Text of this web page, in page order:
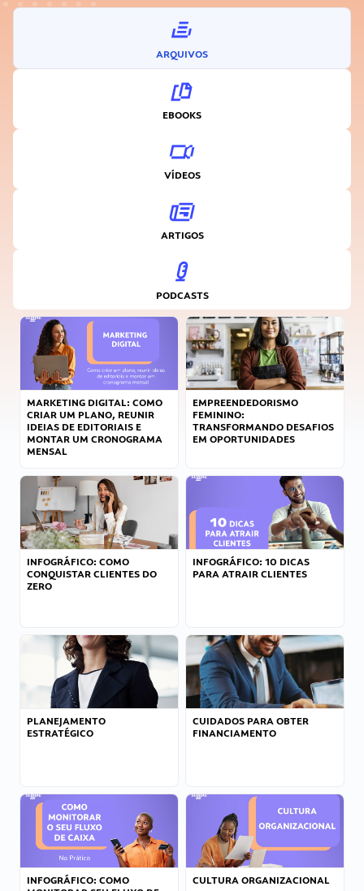
ARQUIVOS
EBOOKS
VÍDEOS
ARTIGOS
PODCASTS
MARKETING DIGITAL: COMO
CRIAR UM PLANO, REUNIR
IDEIAS DE EDITORIAIS E
MONTAR UM CRONOGRAMA
MENSAL
EMPREENDEDORISMO
FEMININO:
TRANSFORMANDO DESAFIOS
EM OPORTUNIDADES
INFOGRÁFICO: COMO
CONQUISTAR CLIENTES DO
ZERO
INFOGRÁFICO: 10 DICAS
PARA ATRAIR CLIENTES
PLANEJAMENTO
ESTRATÉGICO
CUIDADOS PARA OBTER
FINANCIAMENTO
INFOGRÁFICO: COMO
CULTURA ORGANIZACIONAL